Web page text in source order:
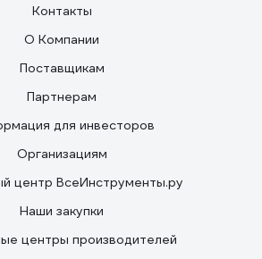
Контакты
О Компании
Поставщикам
Партнерам
для инвесторов
Организациям
центр ВсеИнструменты.ру
Наши закупки
центры производителей